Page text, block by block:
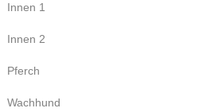
Innen 1
Innen 2
Pferch
Wachhund